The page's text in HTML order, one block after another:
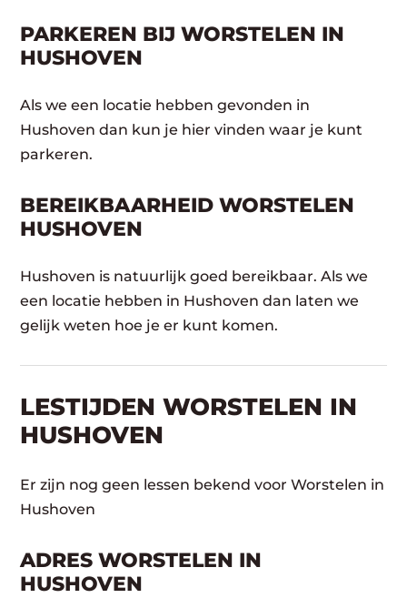
PARKEREN BIJ WORSTELEN IN
HUSHOVEN
Als we een locatie hebben gevonden in
Hushoven dan kun je hier vinden waar je kunt
parkeren.
BEREIKBAARHEID WORSTELEN
HUSHOVEN
Hushoven is natuurlijk goed bereikbaar. Als we
een locatie hebben in Hushoven dan laten we
gelijk weten hoe je er kunt komen.
LESTIJDEN WORSTELEN IN
HUSHOVEN
Er zijn nog geen lessen bekend voor Worstelen in
Hushoven
ADRES WORSTELEN IN
HUSHOVEN